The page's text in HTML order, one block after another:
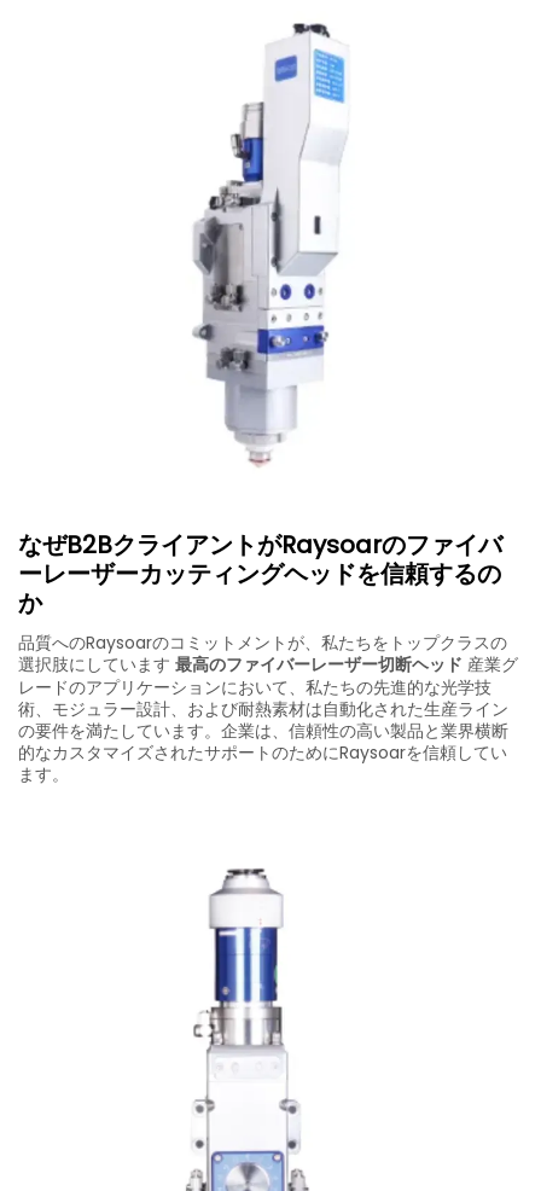
なぜB2BクライアントがRaysoarのファイバ
ーレーザーカッティングヘッドを信頼するの
か
品質へのRaysoarのコミットメントが、私たちをトップクラスの
選択肢にしています 最高のファイバーレーザー切断ヘッド 産業グ
レードのアプリケーションにおいて、私たちの先進的な光学技
術、モジュラー設計、および耐熱素材は自動化された生産ライン
の要件を満たしています。企業は、信頼性の高い製品と業界横断
的なカスタマイズされたサポートのためにRaysoarを信頼してい
ます。